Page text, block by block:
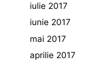
iulie 2017
iunie 2017
mai 2017
aprilie 2017